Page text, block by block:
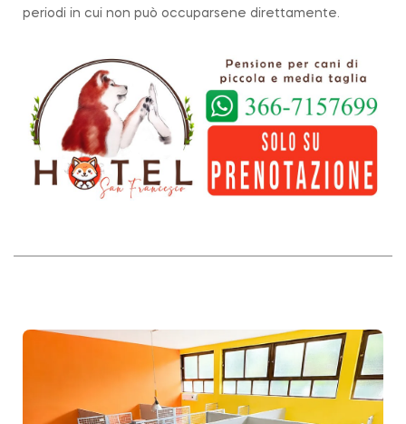
periodi in cui non può occuparsene direttamente.